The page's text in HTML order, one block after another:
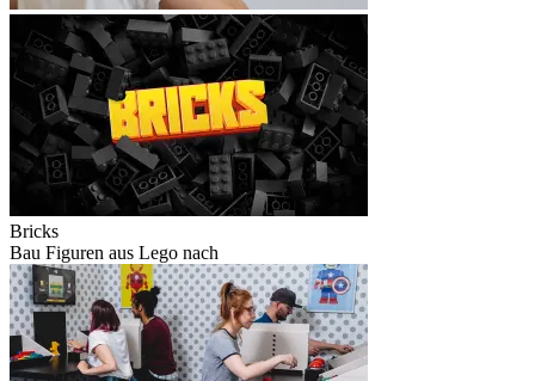
Bricks
Bau Figuren aus Lego nach